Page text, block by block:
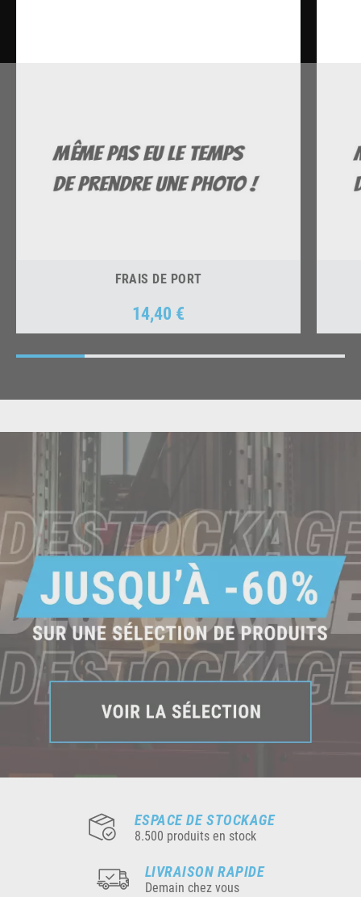
FRAIS DE PORT
Prix
14,40 €
ESPACE DE STOCKAGE
8.500 produits en stock
LIVRAISON RAPIDE
Demain chez vous